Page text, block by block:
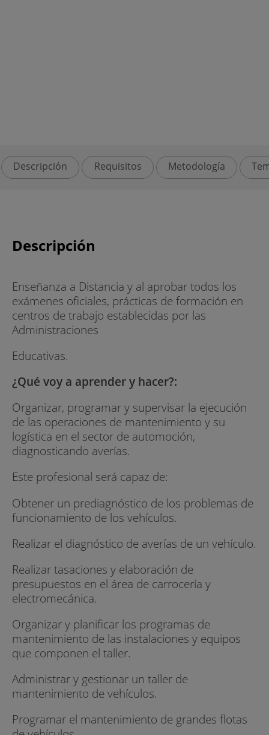
Descripción Requisitos Metodología
Descripción
Enseñanza a Distancia y al aprobar todos los
exámenes oficiales, prácticas de formación en
centros de trabajo establecidas por las
Administraciones
Educativas.
¿Qué voy a aprender y hacer?:
Organizar, programar y supervisar la ejecución
de las operaciones de mantenimiento y su
logística en el sector de automoción,
diagnosticando averías.
Este profesional será capaz de:
Obtener un prediagnóstico de los problemas de
funcionamiento de los vehículos.
Realizar el diagnóstico de averías de un vehículo.
Realizar tasaciones y elaboración de
presupuestos en el área de carrocería y
electromecánica.
Organizar y planificar los programas de
mantenimiento de las instalaciones y equipos
que componen el taller.
Administrar y gestionar un taller de
mantenimiento de vehículos.
Programar el mantenimiento de grandes flotas